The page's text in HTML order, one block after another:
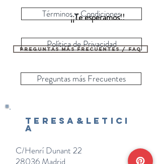
¡¡Te esperamos!!
Preguntas más frecuentes / FAQ
Términos y Condiciones
Política de Privacidad
Preguntas más Frecuentes
Teresa&Letici
a
C/Henrí Dunant 22